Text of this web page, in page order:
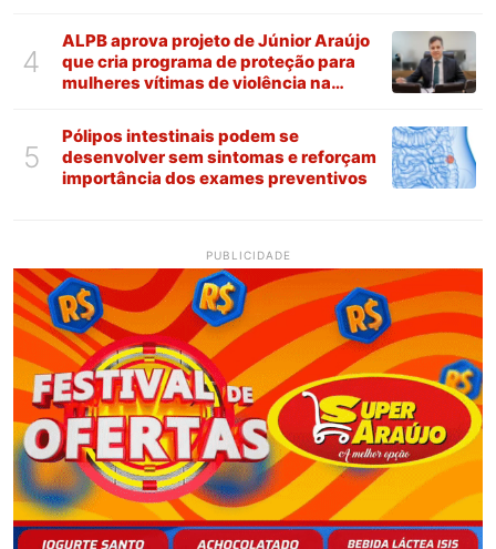
4
ALPB aprova projeto de Júnior Araújo
que cria programa de proteção para
mulheres vítimas de violência na
5
Pólipos intestinais podem se
desenvolver sem sintomas e reforçam
importância dos exames preventivos
PUBLICIDADE